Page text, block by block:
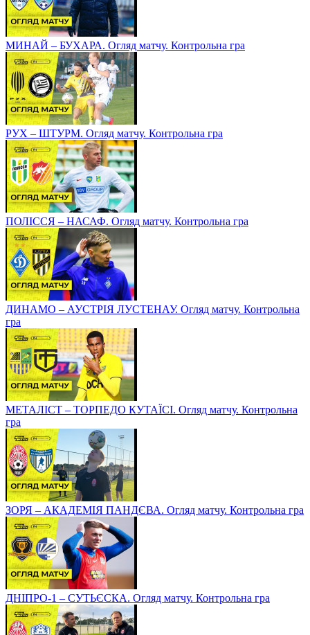
МИНАЙ – БУХАРА. Огляд матчу. Контрольна гра
РУХ – ШТУРМ. Огляд матчу. Контрольна гра
ПОЛІССЯ – НАСАФ. Огляд матчу. Контрольна гра
ДИНАМО – АУСТРІЯ ЛУСТЕНАУ. Огляд матчу. Контрольна
гра
МЕТАЛІСТ – ТОРПЕДО КУТАЇСІ. Огляд матчу. Контрольна
гра
ЗОРЯ – АКАДЕМІЯ ПАНДЄВА. Огляд матчу. Контрольна гра
ДНІПРО-1 – СУТЬЄСКА. Огляд матчу. Контрольна гра